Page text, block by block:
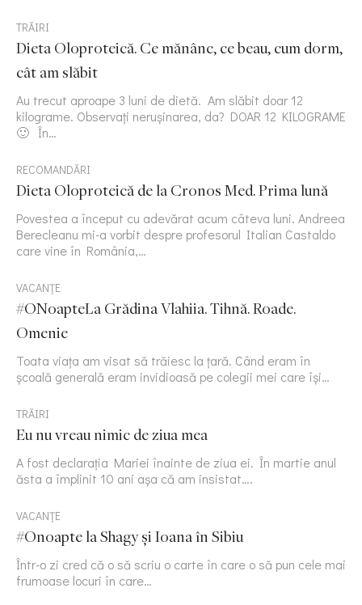
TRĂIRI
Dieta Oloproteică. Ce mănânc, ce beau, cum dorm,
cât am slăbit
Au trecut aproape 3 luni de dietă. Am slăbit doar 12
kilograme. Observați nerușinarea, da? DOAR 12 KILOGRAME
🙂 În…
RECOMANDĂRI
Dieta Oloproteică de la Cronos Med. Prima lună
Povestea a început cu adevărat acum câteva luni. Andreea
Berecleanu mi-a vorbit despre profesorul Italian Castaldo
care vine în România,…
VACANȚE
#ONoapteLa Grădina Vlahiia. Tihnă. Roade.
Omenie
Toata viața am visat să trăiesc la țară. Când eram în
școală generală eram invidioasă pe colegii mei care își…
TRĂIRI
Eu nu vreau nimic de ziua mea
A fost declarația Mariei înainte de ziua ei. În martie anul
ăsta a împlinit 10 ani așa că am insistat….
VACANȚE
#Onoapte la Shagy și Ioana în Sibiu
Într-o zi cred că o să scriu o carte în care o să pun cele mai
frumoase locuri în care…